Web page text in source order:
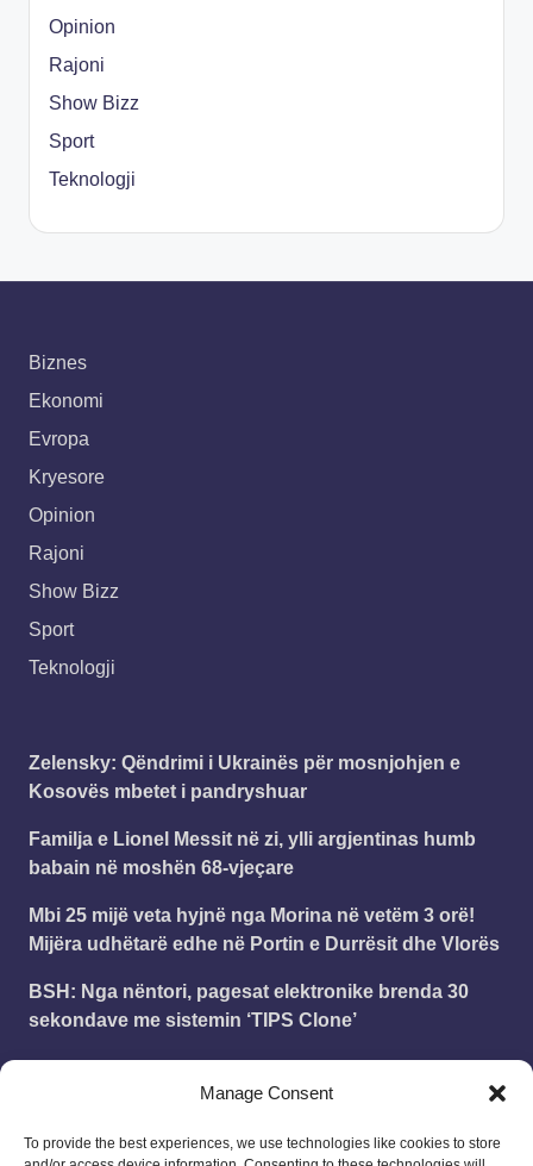
Manage Consent
To provide the best experiences, we use technologies like cookies to store
Opinion
Rajoni
Show Bizz
Sport
Teknologji
Biznes
Ekonomi
Evropa
Kryesore
Opinion
Rajoni
Show Bizz
Sport
Teknologji
Zelensky: Qëndrimi i Ukrainës për mosnjohjen e
Kosovës mbetet i pandryshuar
Familja e Lionel Messit në zi, ylli argjentinas humb
babain në moshën 68-vjeçare
Mbi 25 mijë veta hyjnë nga Morina në vetëm 3 orë!
Mijëra udhëtarë edhe në Portin e Durrësit dhe Vlorës
BSH: Nga nëntori, pagesat elektronike brenda 30
sekondave me sistemin ‘TIPS Clone’
është çmimi për marrëveshje, jam i lumtur ta paguaj